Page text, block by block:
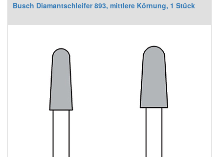
Busch Diamantschleifer 893, mittlere Körnung, 1 Stück